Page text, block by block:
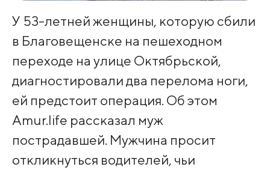
У 53-летней женщины, которую сбили
в Благовещенске на пешеходном
переходе на улице Октябрьской,
диагностировали два перелома ноги,
ей предстоит операция. Об этом
Amur.life рассказал муж
пострадавшей. Мужчина просит
откликнуться водителей, чьи